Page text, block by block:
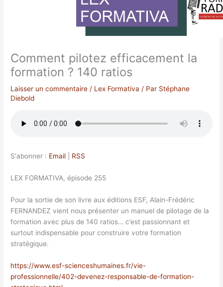
Comment pilotez efficacement la
formation ? 140 ratios
Laisser un commentaire / Lex Formativa / Par Stéphane
Diebold
S'abonner : Email RSS
LEX FORMATIVA, épisode 255
Pour la sortie de son livre aux éditions ESF, Alain-Frédéric
FERNANDEZ vient nous présenter un manuel de pilotage de la
formation avec plus de 140 ratios… c’est passionnant et
surtout indispensable pour construire votre formation
stratégique.
https://www.esf-scienceshumaines.fr/vie-
professionnelle/402-devenez-responsable-de-formation-